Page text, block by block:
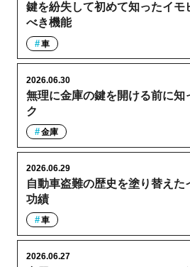
鍵を紛失して初めて知ったイモ
べき機能
車
無理に金庫の鍵を開ける前に知
ク
2026.06.30
金庫
自動車盗難の歴史を塗り替えた
功績
2026.06.29
車
2026.06.27